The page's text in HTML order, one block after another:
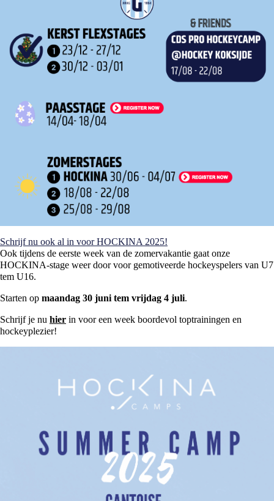
Schrijf nu ook al in voor HOCKINA 2025!
Ook tijdens de eerste week van de zomervakantie gaat onze
HOCKINA-stage weer door voor gemotiveerde hockeyspelers van U7
tem U16.
Starten op maandag 30 juni tem vrijdag 4 juli.
Schrijf je nu hier in voor een week boordevol toptrainingen en
hockeyplezier!